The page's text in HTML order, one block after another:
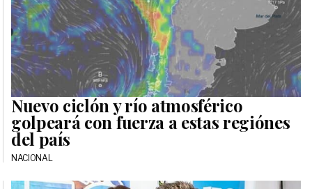
Nuevo ciclón y río atmosférico
golpeará con fuerza a estas regiónes
del país
NACIONAL